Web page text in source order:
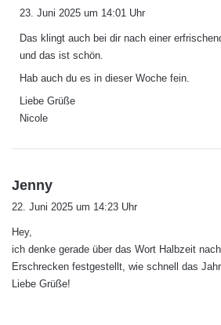
t
:
23. Juni 2025 um 14:01 Uhr
Das klingt auch bei dir nach einer
und das ist schön.
Hab auch du es in dieser Woche fein.
Liebe Grüße
Nicole
Jenny
:
22. Juni 2025 um 14:23 Uhr
Hey,
ich denke gerade über das Wort Halbzeit
Erschrecken festgestellt, wie schnell das
Liebe Grüße!